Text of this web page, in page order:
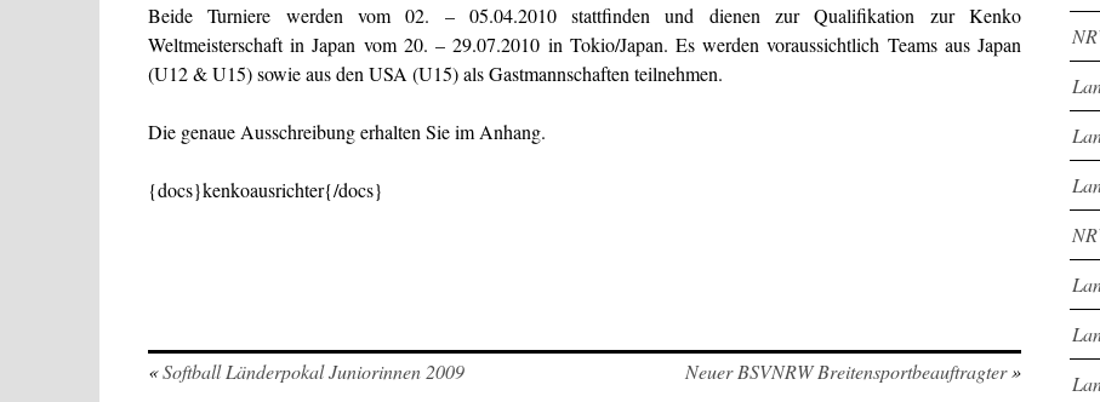
Beide Turniere werden vom 02. – 05.04.2010 stattfinden und dienen zur Qualifikation zur Kenko
Weltmeisterschaft in Japan vom 20. – 29.07.2010 in Tokio/Japan. Es werden voraussichtlich Teams aus Japan
(U12 & U15) sowie aus den USA (U15) als Gastmannschaften teilnehmen.
Die genaue Ausschreibung erhalten Sie im Anhang.
{docs}kenkoausrichter{/docs}
«Softball Länderpokal Juniorinnen 2009 Neuer BSVNRW Breitensportbeauftragter»